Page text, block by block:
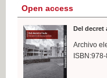
Open access
Del decret
Archivo